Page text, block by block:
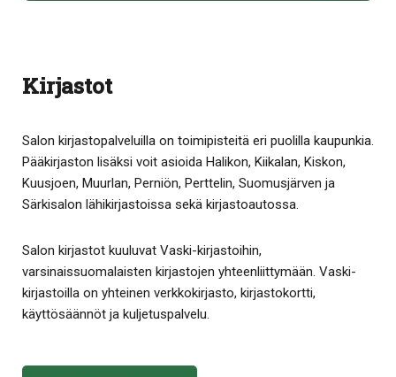
Kirjastot
Salon kirjastopalveluilla on toimipisteitä eri puolilla kaupunkia.
Pääkirjaston lisäksi voit asioida Halikon, Kiikalan, Kiskon,
Kuusjoen, Muurlan, Perniön, Perttelin, Suomusjärven ja
Särkisalon lähikirjastoissa sekä kirjastoautossa.
Salon kirjastot kuuluvat Vaski-kirjastoihin,
varsinaissuomalaisten kirjastojen yhteenliittymään. Vaski-
kirjastoilla on yhteinen verkkokirjasto, kirjastokortti,
käyttösäännöt ja kuljetuspalvelu.